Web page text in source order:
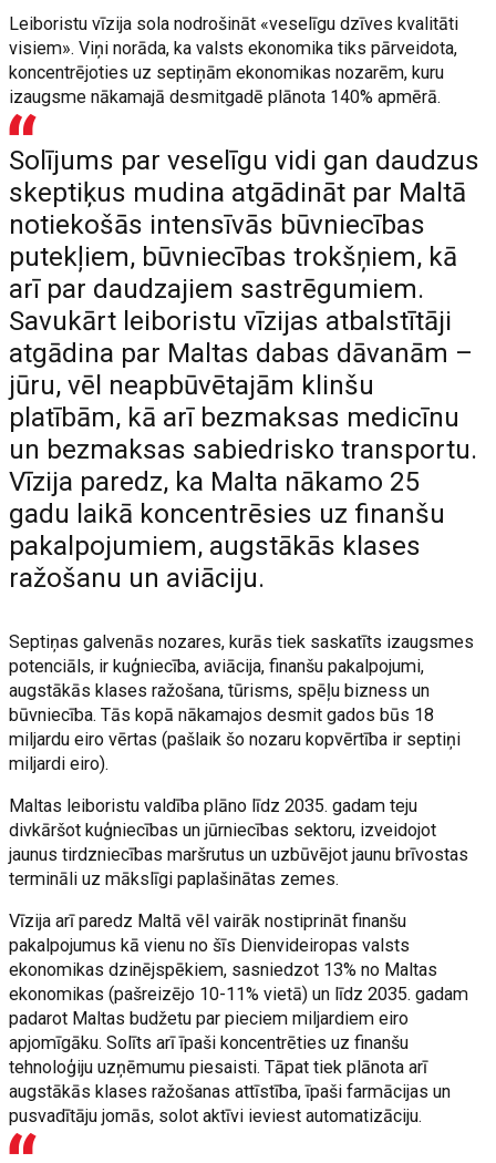
Leiboristu vīzija sola nodrošināt «veselīgu dzīves kvalitāti
visiem». Viņi norāda, ka valsts ekonomika tiks pārveidota,
koncentrējoties uz septiņām ekonomikas nozarēm, kuru
izaugsme nākamajā desmitgadē plānota 140% apmērā.
Solījums par veselīgu vidi gan daudzus
skeptiķus mudina atgādināt par Maltā
notiekošās intensīvās būvniecības
putekļiem, būvniecības trokšņiem, kā
arī par daudzajiem sastrēgumiem.
Savukārt leiboristu vīzijas atbalstītāji
atgādina par Maltas dabas dāvanām –
jūru, vēl neapbūvētajām klinšu
platībām, kā arī bezmaksas medicīnu
un bezmaksas sabiedrisko transportu.
Vīzija paredz, ka Malta nākamo 25
gadu laikā koncentrēsies uz finanšu
pakalpojumiem, augstākās klases
ražošanu un aviāciju.
Septiņas galvenās nozares, kurās tiek saskatīts izaugsmes
potenciāls, ir kuģniecība, aviācija, finanšu pakalpojumi,
augstākās klases ražošana, tūrisms, spēļu bizness un
būvniecība. Tās kopā nākamajos desmit gados būs 18
miljardu eiro vērtas (pašlaik šo nozaru kopvērtība ir septiņi
miljardi eiro).
Maltas leiboristu valdība plāno līdz 2035. gadam teju
divkāršot kuģniecības un jūrniecības sektoru, izveidojot
jaunus tirdzniecības maršrutus un uzbūvējot jaunu brīvostas
termināli uz mākslīgi paplašinātas zemes.
Vīzija arī paredz Maltā vēl vairāk nostiprināt finanšu
pakalpojumus kā vienu no šīs Dienvideiropas valsts
ekonomikas dzinējspēkiem, sasniedzot 13% no Maltas
ekonomikas (pašreizējo 10-11% vietā) un līdz 2035. gadam
padarot Maltas budžetu par pieciem miljardiem eiro
apjomīgāku. Solīts arī īpaši koncentrēties uz finanšu
tehnoloģiju uzņēmumu piesaisti. Tāpat tiek plānota arī
augstākās klases ražošanas attīstība, īpaši farmācijas un
pusvadītāju jomās, solot aktīvi ieviest automatizāciju.